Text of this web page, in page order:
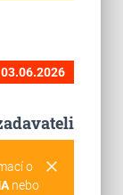
03.06.2026
clear
o
nebo